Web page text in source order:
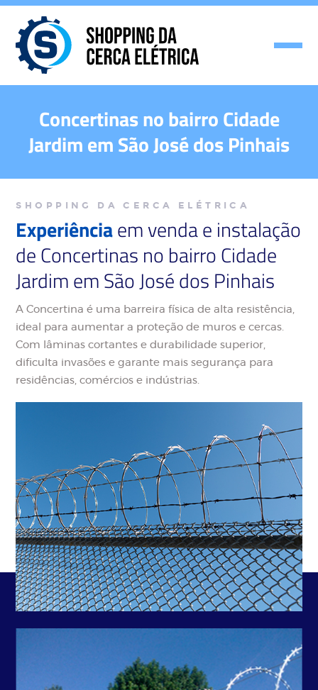
Concertinas no bairro Cidade
Jardim em São José dos Pinhais
SHOPPING DA CERCA ELÉTRICA
Experiênciaem venda e instalação
de Concertinas no bairro Cidade
Jardim em São José dos Pinhais
A Concertina é uma barreira física de alta resistência,
ideal para aumentar a proteção de muros e cercas.
Com lâminas cortantes e durabilidade superior,
dificulta invasões e garante mais segurança para
residências, comércios e indústrias.